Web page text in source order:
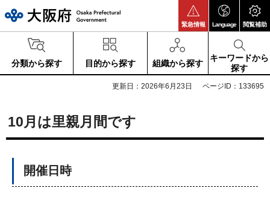
緊急情報 Language 閲覧補助
分類から探す 目的から探す 組織から探す
キーワードから
探す
更新日：2026年6月23日 ページID：133695
10月は里親月間です
開催日時